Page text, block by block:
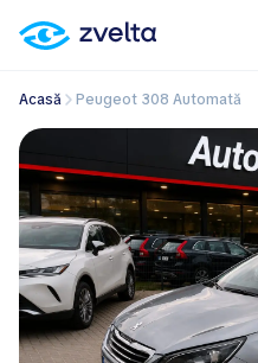
Acasă Peugeot 308 Automată